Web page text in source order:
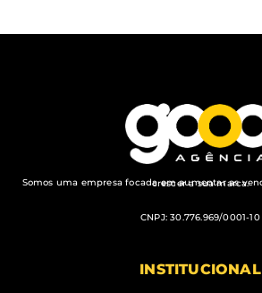
Somos uma empresa focada em aumentar as vendas dos nossos clientes e crescer a sua marca.
CNPJ: 30.776.969/0001-10
INSTITUCIONAL